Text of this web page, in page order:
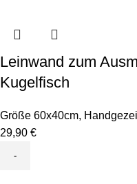
Leinwand zum
Kugelfisch
Größe 60x40cm,
29,90 €